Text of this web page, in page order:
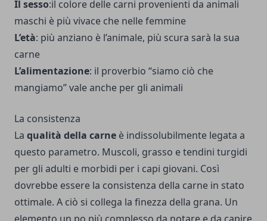
Il sesso:il colore delle carni provenienti da animali
maschi è più vivace che nelle femmine
L’età: più anziano è l’animale, più scura sarà la sua
carne
L’alimentazione: il proverbio “siamo ciò che
mangiamo” vale anche per gli animali
La consistenza
La qualità della carne è indissolubilmente legata a
questo parametro. Muscoli, grasso e tendini turgidi
per gli adulti e morbidi per i capi giovani. Così
dovrebbe essere la consistenza della carne in stato
ottimale. A ciò si collega la finezza della grana. Un